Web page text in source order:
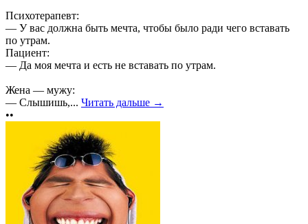
Психотерапевт:
— У вас должна быть мечта, чтобы было ради чего вставать
по утрам.
Пациент:
— Да моя мечта и есть не вставать по утрам.
Жена — мужу:
— Слышишь,... Читать дальше →
••